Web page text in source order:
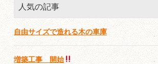
人気の記事
自由サイズで造れる木の車庫
増築工事 開始